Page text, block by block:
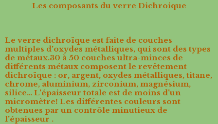
Les composants du verre Dichroique
Le verre dichroïque est faite de couches
multiples d'oxydes métalliques, qui sont des types
de métaux.30 à 50 couches ultra-minces de
différents métaux composent le revêtement
dichroïque : or, argent, oxydes métalliques, titane,
chrome, aluminium, zirconium, magnésium,
silice… L'épaisseur totale est de moins d'un
micromètre! Les différentes couleurs sont
obtenues par un contrôle minutieux de
l'épaisseur .